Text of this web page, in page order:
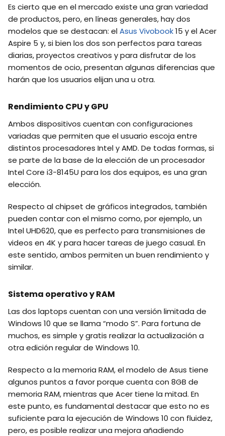
Es cierto que en el mercado existe una gran variedad
de productos, pero, en líneas generales, hay dos
modelos que se destacan: elAsus Vivobook15 y el Acer
Aspire 5 y, si bien los dos son perfectos para tareas
diarias, proyectos creativos y para disfrutar de los
momentos de ocio, presentan algunas diferencias que
harán que los usuarios elijan una u otra.
Rendimiento CPU y GPU
Ambos dispositivos cuentan con configuraciones
variadas que permiten que el usuario escoja entre
distintos procesadores Intel y AMD. De todas formas, si
se parte de la base de la elección de un procesador
Intel Core i3-8145U para los dos equipos, es una gran
elección.
Respecto al chipset de gráficos integrados, también
pueden contar con el mismo como, por ejemplo, un
Intel UHD620, que es perfecto para transmisiones de
videos en 4K y para hacer tareas de juego casual. En
este sentido, ambos permiten un buen rendimiento y
similar.
Sistema operativo y RAM
Las dos laptops cuentan con una versión limitada de
Windows 10 que se llama “modo S”. Para fortuna de
muchos, es simple y gratis realizar la actualización a
otra edición regular de Windows 10.
Respecto a la memoria RAM, el modelo de Asus tiene
algunos puntos a favor porque cuenta con 8GB de
memoria RAM, mientras que Acer tiene la mitad. En
este punto, es fundamental destacar que esto no es
suficiente para la ejecución de Windows 10 con fluidez,
pero, es posible realizar una mejora añadiendo